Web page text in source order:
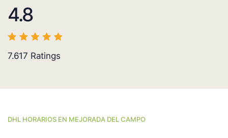
4.8
7.617 Ratings
DHL HORARIOS EN MEJORADA DEL CAMPO